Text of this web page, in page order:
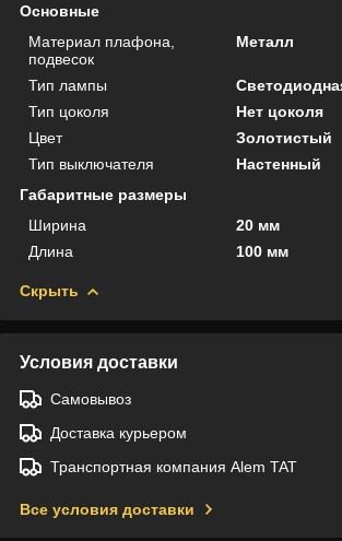
Основные
Материал плафона,
подвесок
Металл
Тип лампы
Тип цоколя
Нет цоколя
Цвет
Золотистый
Тип выключателя
Настенный
Габаритные размеры
Ширина
20 мм
Длина
100 мм
Скрыть
Условия доставки
Самовывоз
Доставка курьером
Транспортная компания Alem TAT
Все условия доставки